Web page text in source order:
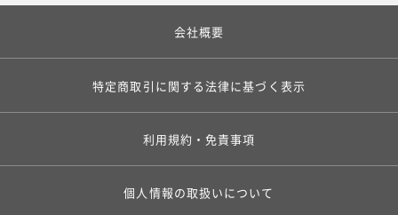
会社概要
特定商取引に関する法律に基づく表示
利用規約・免責事項
個人情報の取扱いについて